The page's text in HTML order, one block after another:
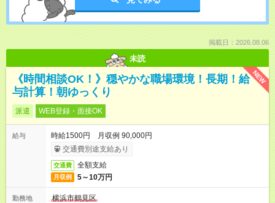
掲載日：2026.08.06
未読
NEW
《時間相談OK！》穏やかな職場環境！長期！給
与計算！朝ゆっくり
派遣 WEB登録・面接OK
給与
時給1500円 月収例 90,000円
交通費別途支給あり
交通費 全額支給
月収例 5～10万円
勤務地
横浜市鶴見区